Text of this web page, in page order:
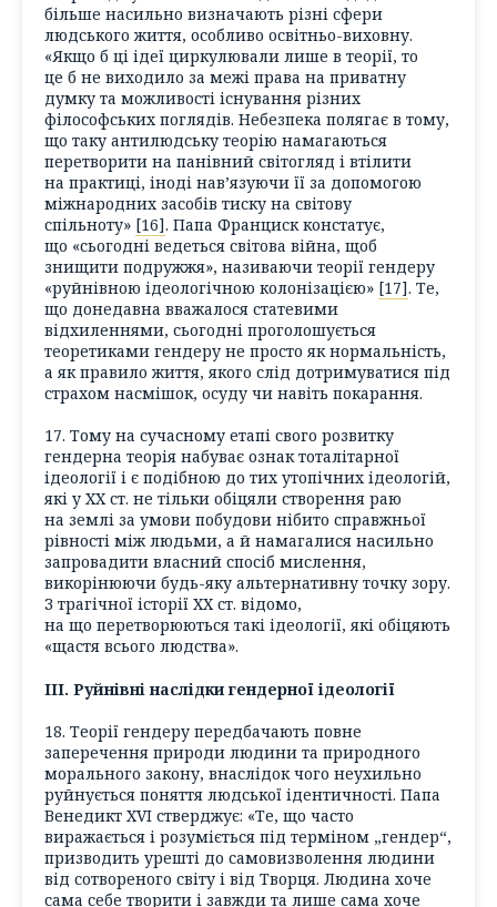
більше насильно визначають різні сфери
людського життя, особливо освітньо-виховну.
«Якщо б ці ідеї циркулювали лише в теорії, то
це б не виходило за межі права на приватну
думку та можливості існування різних
філософських поглядів. Небезпека полягає в тому,
що таку антилюдську теорію намагаються
перетворити на панівний світогляд і втілити
на практиці, іноді нав’язуючи її за допомогою
міжнародних засобів тиску на світову
спільноту» [16]. Папа Франциск констатує,
що «сьогодні ведеться світова війна, щоб
знищити подружжя», називаючи теорії гендеру
«руйнівною ідеологічною колонізацією» [17]. Те,
що донедавна вважалося статевими
відхиленнями, сьогодні проголошується
теоретиками гендеру не просто як нормальність,
а як правило життя, якого слід дотримуватися під
страхом насмішок, осуду чи навіть покарання.
17. Тому на сучасному етапі свого розвитку
гендерна теорія набуває ознак тоталітарної
ідеології і є подібною до тих утопічних ідеологій,
які у XX ст. не тільки обіцяли створення раю
на землі за умови побудови нібито справжньої
рівності між людьми, а й намагалися насильно
запровадити власний спосіб мислення,
викорінюючи будь-яку альтернативну точку зору.
З трагічної історії ХХ ст. відомо,
на що перетворюються такі ідеології, які обіцяють
«щастя всього людства».
III. Руйнівні наслідки гендерної ідеології
18. Теорії гендеру передбачають повне
заперечення природи людини та природного
морального закону, внаслідок чого неухильно
руйнується поняття людської ідентичності. Папа
Венедикт XVI стверджує: «Те, що часто
виражається і розуміється під терміном „гендер“,
призводить урешті до самовизволення людини
від сотвореного світу і від Творця. Людина хоче
сама себе творити і завжди та лише сама хоче